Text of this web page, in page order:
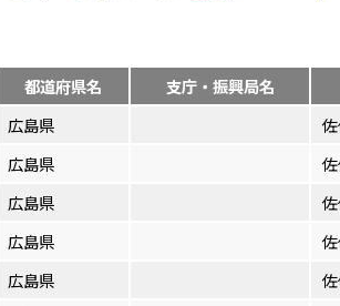
都道府県名 支庁・振興局名
広島県
広島県
広島県
広島県
広島県